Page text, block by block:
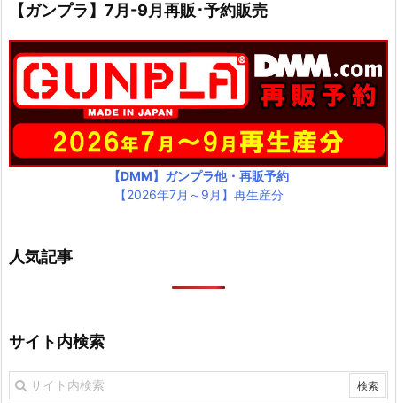
【ガンプラ】7月-9月再販･予約販売
【DMM】ガンプラ他・再販予約
【2026年7月～9月】再生産分
人気記事
サイト内検索